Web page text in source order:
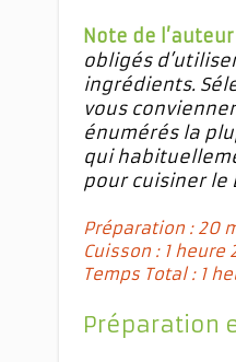
Note de l’auteur
obligés
ingrédients.
vous
énumérés la
qui
pour cuisiner le
Préparation : 20
Cuisson : 1
Temps Total : 1
Préparation